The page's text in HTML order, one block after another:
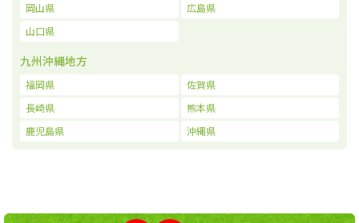
岡山県
広島県
山口県
九州沖縄地方
福岡県
佐賀県
長崎県
熊本県
鹿児島県
沖縄県